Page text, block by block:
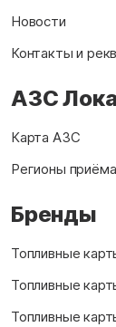
Новости
Контакты и
АЗС
Карта АЗС
Регионы
Бренды
Топливные
Топливные
Топливные